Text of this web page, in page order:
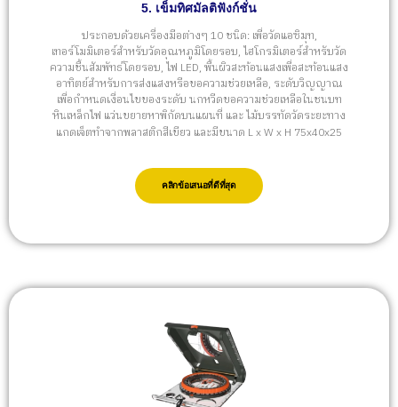
5. เข็มทิศมัลติฟังก์ชั่น
ประกอบด้วยเครื่องมือต่างๆ 10 ชนิด: เพื่อวัดแอซิมุท,
เทอร์โมมิเตอร์สำหรับวัดอุณหภูมิโดยรอบ, ไฮโกรมิเตอร์สำหรับวัด
ความชื้นสัมพัทธ์โดยรอบ, ไฟ LED, พื้นผิวสะท้อนแสงเพื่อสะท้อนแสง
อาทิตย์สำหรับการส่งแสงหรือขอความช่วยเหลือ, ระดับวิญญาณ
เพื่อกำหนดเงื่อนไขของระดับ นกหวีดขอความช่วยเหลือในชนบท
หินเหล็กไฟ แว่นขยายหาพิกัดบนแผนที่ และ ไม้บรรทัดวัดระยะทาง
แกดเจ็ตทำจากพลาสติกสีเขียว และมีขนาด L x W x H 75x40x25
คลิกข้อเสนอที่ดีที่สุด